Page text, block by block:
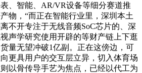
、智能、AR/VR设备等细分赛道推
物，“而正在智能行业里，深圳本土
不开专注于无线音频SoC芯片的、深
声学研究使用开辟的等财产链上下逛
量无望冲破1亿副。正在这傍边，可
更具用户的交互层立异，切入体育场
以骨传导手艺为焦点，已经以代工为